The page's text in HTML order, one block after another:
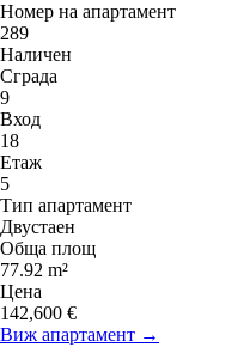
Номер на апартамент
289
Наличен
Сграда
9
Вход
18
Етаж
5
Тип апартамент
Двустаен
Обща площ
77.92 m²
Цена
142,600 €
Виж апартамент →